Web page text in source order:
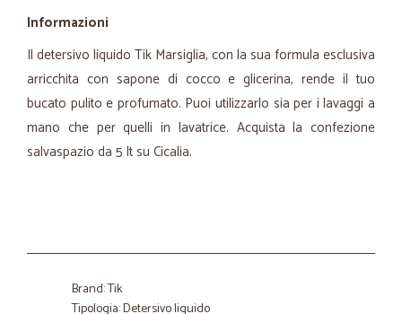
Informazioni
Il detersivo liquido Tik Marsiglia, con la sua formula esclusiva
arricchita con sapone di cocco e glicerina, rende il tuo
bucato pulito e profumato. Puoi utilizzarlo sia per i lavaggi a
mano che per quelli in lavatrice. Acquista la confezione
salvaspazio da 5 lt su Cicalia.
Brand: Tik
Tipologia: Detersivo liquido